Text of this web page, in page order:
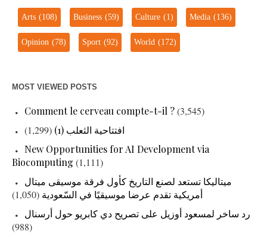
Arts(108) Business(59) Culture(1) Media(136)
Opinion(78) Sport(92) World(172)
MOST VIEWED POSTS
Comment le cerveau compte-t-il ?(3,545)
افتتاحية الثعلب (1)
(1,299)
New Opportunities for AI Development via
Biocomputing (1,111)
ميتاليكا تستعد لصنع التاريخ كأول فرقة موسيقى ميتال
أمريكية تقدم عرضا موسيقيًا في السّعودية (1,050)
رد ساخر لمسعود أوزيل على تصريح دي كابريو حول أرسنال
(988)